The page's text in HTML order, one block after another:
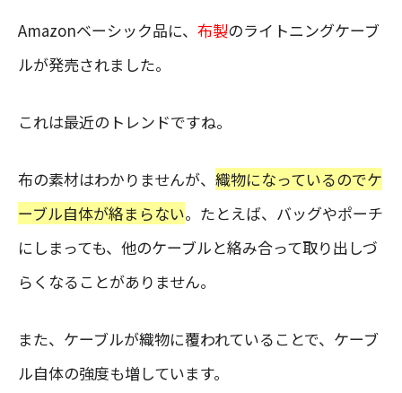
Amazonベーシック品に、 布製のライトニングケーブ
ルが発売されました。
これは最近のトレンドですね。
布の素材はわかりませんが、 織物になっているのでケ
ーブル自体が絡まらない。たとえば、バッグやポーチ
にしまっても、他のケーブルと絡み合って取り出しづ
らくなることがありません。
また、ケーブルが織物に覆われていることで、ケーブ
ル自体の強度も増しています。